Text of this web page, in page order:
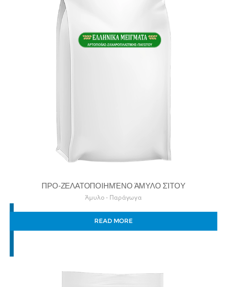
ΠΡΟ-ΖΕΛΑΤΟΠΟΙΗΜΈΝΟ ΆΜΥΛΟ ΣΊΤΟΥ
Άμυλο - Παράγωγα
READ MORE